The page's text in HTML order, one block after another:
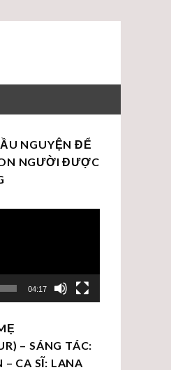
NGUYỆN ĐỂ
NGƯỜI ĐƯỢC
04:17
– SÁNG TÁC:
– CA SĨ: LANA